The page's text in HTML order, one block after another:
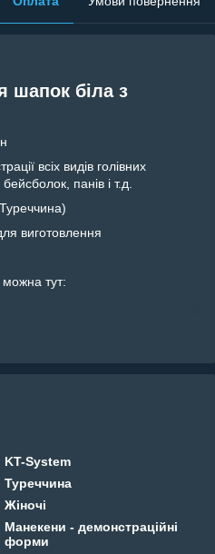
шапок біла з
всіх видів голівних
панів і т.д.
виготовлення
тут:
KT-System
Туреччина
Жіночі
Манекени - демонстраційні
форми